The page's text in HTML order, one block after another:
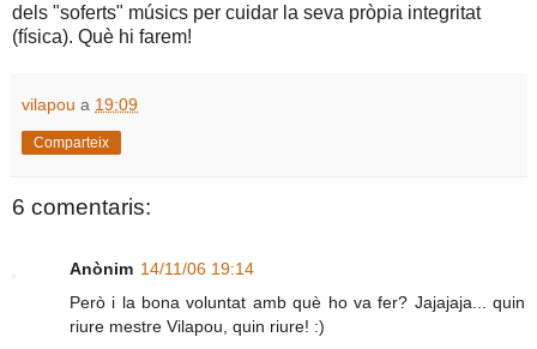
dels "soferts" músics per cuidar la seva pròpia integritat
(física). Què hi farem!
vilapou a 19:09
Comparteix
6 comentaris:
Anònim 14/11/06 19:14
Però i la bona voluntat amb què ho va fer? Jajajaja... quin
riure mestre Vilapou, quin riure! :)